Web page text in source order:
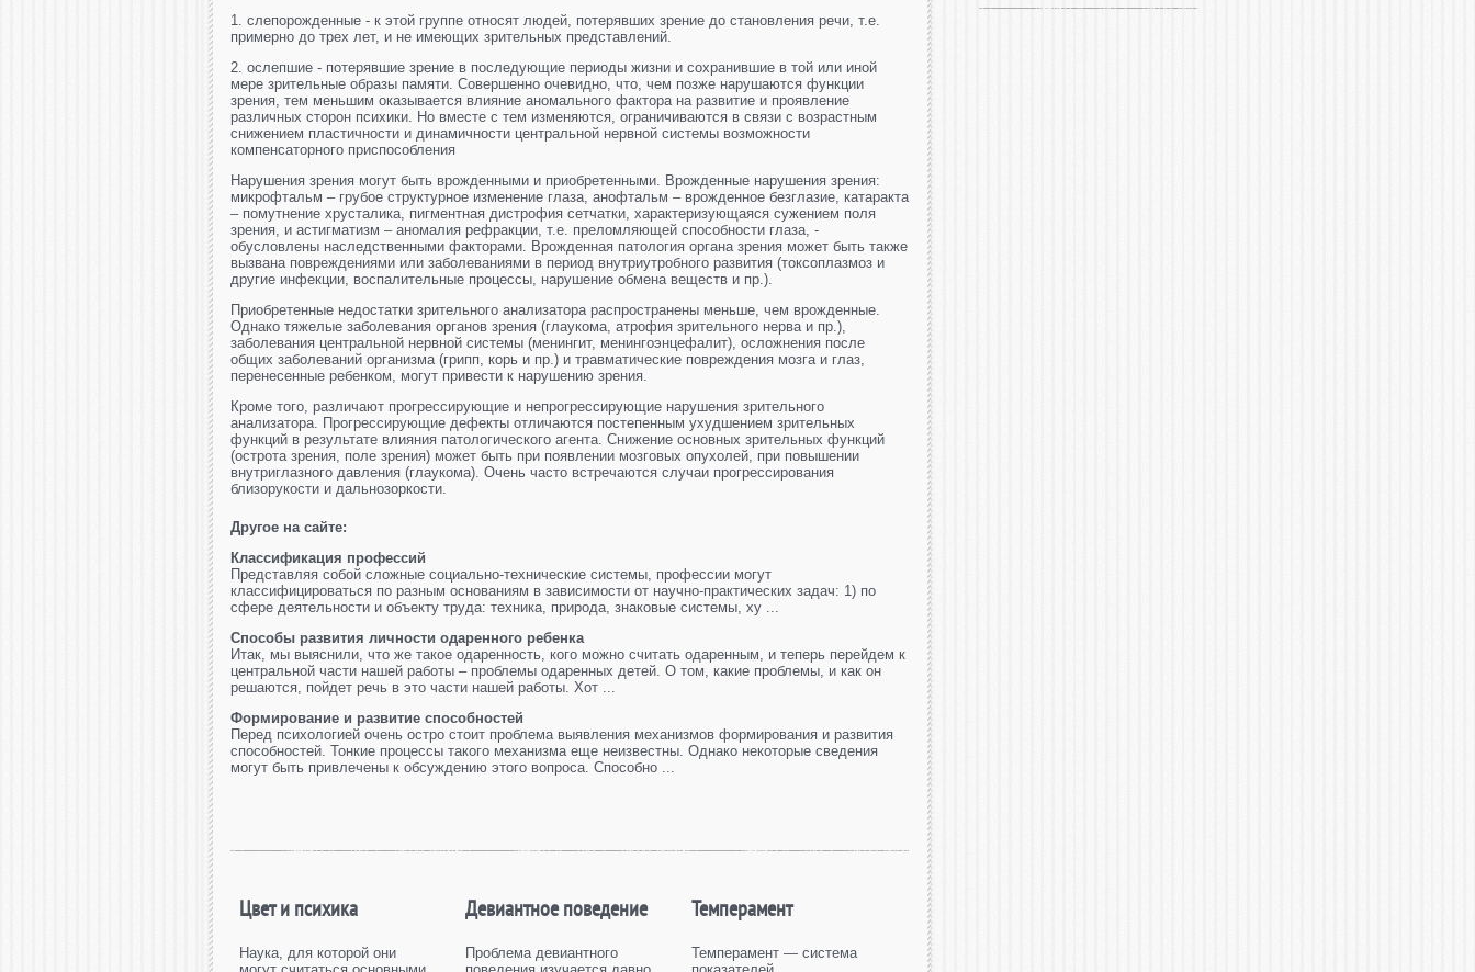
1. слепорожденные - к этой группе относят людей, потерявших зрение до становления речи, т.е.
примерно до трех лет, и не имеющих зрительных представлений.
2. ослепшие - потерявшие зрение в последующие периоды жизни и сохранившие в той или иной
мере зрительные образы памяти. Совершенно очевидно, что, чем позже нарушаются функции
зрения, тем меньшим оказывается влияние аномального фактора на развитие и проявление
различных сторон психики. Но вместе с тем изменяются, ограничиваются в связи с возрастным
снижением пластичности и динамичности центральной нервной системы возможности
компенсаторного приспособления
Нарушения зрения могут быть врожденными и приобретенными. Врожденные нарушения зрения:
микрофтальм – грубое структурное изменение глаза, анофтальм – врожденное безглазие, катаракта
– помутнение хрусталика, пигментная дистрофия сетчатки, характеризующаяся сужением поля
зрения, и астигматизм – аномалия рефракции, т.е. преломляющей способности глаза, -
обусловлены наследственными факторами. Врожденная патология органа зрения может быть также
вызвана повреждениями или заболеваниями в период внутриутробного развития (токсоплазмоз и
другие инфекции, воспалительные процессы, нарушение обмена веществ и пр.).
Приобретенные недостатки зрительного анализатора распространены меньше, чем врожденные.
Однако тяжелые заболевания органов зрения (глаукома, атрофия зрительного нерва и пр.),
заболевания центральной нервной системы (менингит, менингоэнцефалит), осложнения после
общих заболеваний организма (грипп, корь и пр.) и травматические повреждения мозга и глаз,
перенесенные ребенком, могут привести к нарушению зрения.
Кроме того, различают прогрессирующие и непрогрессирующие нарушения зрительного
анализатора. Прогрессирующие дефекты отличаются постепенным ухудшением зрительных
функций в результате влияния патологического агента. Снижение основных зрительных функций
(острота зрения, поле зрения) может быть при появлении мозговых опухолей, при повышении
внутриглазного давления (глаукома). Очень часто встречаются случаи прогрессирования
близорукости и дальнозоркости.
Другое на сайте:
Классификация профессий
Представляя собой сложные социально-технические системы, профессии могут
классифицироваться по разным основаниям в зависимости от научно-практических задач: 1) по
сфере деятельности и объекту труда: техника, природа, знаковые системы, ху ...
Способы развития личности одаренного ребенка
Итак, мы выяснили, что же такое одаренность, кого можно считать одаренным, и теперь перейдем к
центральной части нашей работы – проблемы одаренных детей. О том, какие проблемы, и как он
решаются, пойдет речь в это части нашей работы. Хот ...
Формирование и развитие способностей
Перед психологией очень остро стоит проблема выявления механизмов формирования и развития
способностей. Тонкие процессы такого механизма еще неизвестны. Однако некоторые сведения
могут быть привлечены к обсуждению этого вопроса. Способно ...
Цвет и психика
Наука, для которой они
Девиантное поведение
Проблема девиантного
Темперамент
Темперамент — система